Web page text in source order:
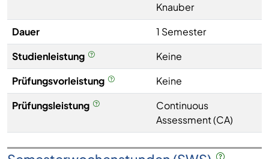
Knauber
Dauer
1 Semester
Studienleistung
Keine
Prüfungsvorleistung
Keine
Prüfungsleistung
Continuous
Assessment (CA)